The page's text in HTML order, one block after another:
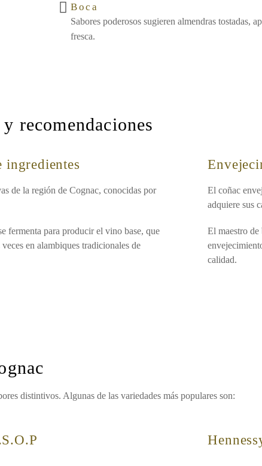
Boca
Sabores poderosos sugieren almendras tostadas,
fresca.
recomendaciones
ingredientes
de la región de Cognac, conocidas por
fermenta para producir el vino base, que
en alambiques tradicionales de
El coñac
adquiere sus
El maestro de
calidad.
distintivos. Algunas de las variedades más populares son: